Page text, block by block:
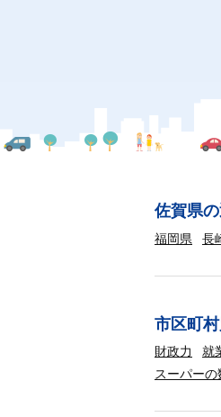
佐賀県
福岡県 長
市区町
財政力 就
スーパーの